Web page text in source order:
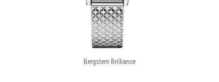
Bergstern Brilliance